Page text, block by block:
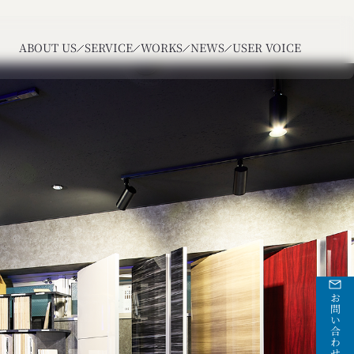
お問い合わせ
ABOUT US SERVICE WORKS NEWS USER VOICE